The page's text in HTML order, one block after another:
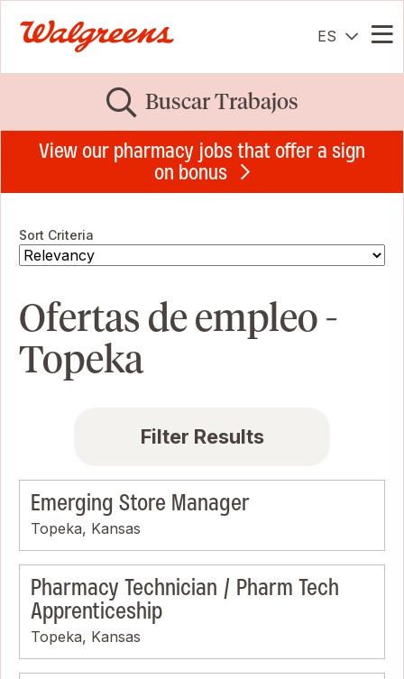
ES
Buscar Trabajos
View our pharmacy jobs that offer a sign
on bonus
Sort Criteria
Ofertas de empleo -
Topeka
Filter Results
Emerging Store Manager
Topeka, Kansas
Pharmacy Technician / Pharm Tech
Apprenticeship
Topeka, Kansas